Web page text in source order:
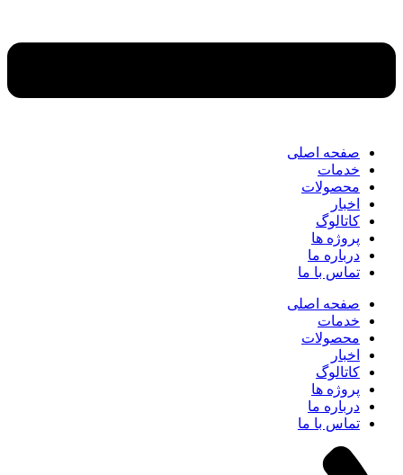
صفحه اصلی
خدمات
محصولات
اخبار
کاتالوگ
پروژه ها
درباره ما
تماس با ما
صفحه اصلی
خدمات
محصولات
اخبار
کاتالوگ
پروژه ها
درباره ما
تماس با ما